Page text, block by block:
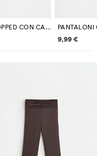
FELPA CROPPED CON CAPPUCCIO
sui prezzi9,99 €